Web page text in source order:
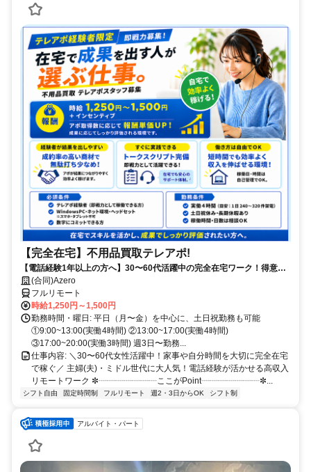
【完全在宅】不用品買取テレアポ!
【電話経験1年以上の方へ】30〜60代活躍中の完全在宅ワーク！得意な
電話対応で15時までに賢く稼ぐ✨買取経験者は即優遇！
(合同)Azero
フルリモート
時給1,250円～1,500円
勤務時間・曜日: 平日（月〜金）を中心に、土日祝勤務も可能
①9:00~13:00(実働4時間) ②13:00~17:00(実働4時間)
③17:00~20:00(実働3時間) 週3日〜勤務...
仕事内容: ＼30〜60代女性活躍中！家事や自分時間を大切に完全在宅
で稼ぐ／ 主婦(夫)・ミドル世代に大人気！電話経験が活かせる高収入
リモートワーク ✼┈┈┈┈┈┈┈ここがPoint┈┈┈┈┈┈┈✼...
シフト自由 固定時間制 フルリモート 週2・3日からOK シフト制
アルバイト・パート